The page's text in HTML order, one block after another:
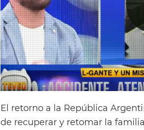
El retorno a la República
de recuperar y retomar la